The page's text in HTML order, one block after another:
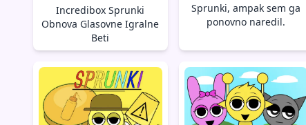
Incredibox Sprunki
Obnova Glasovne Igralne
Beti
Sprunki, ampak sem ga
ponovno naredil.